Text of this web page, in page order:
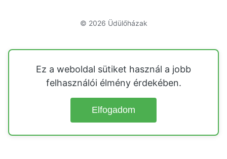
© 2026 Üdülőházak
Ez a weboldal sütiket használ a jobb
felhasználói élmény érdekében.
Elfogadom